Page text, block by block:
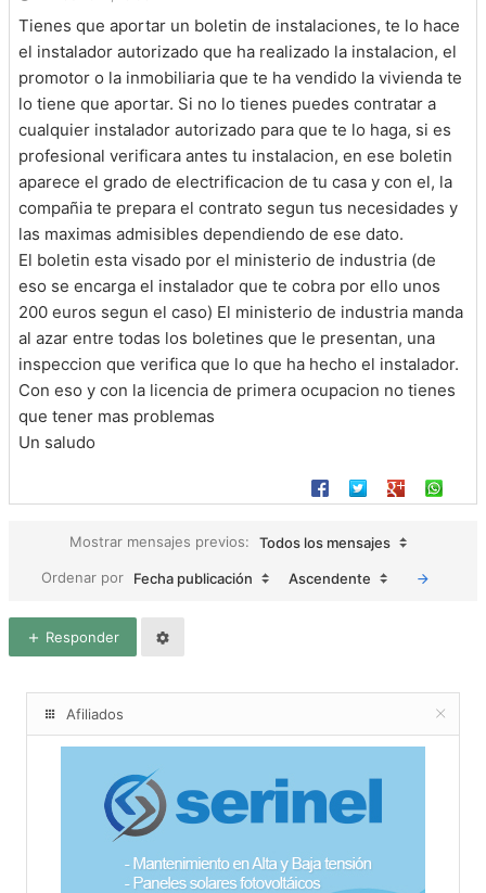
Tienes que aportar un boletin de instalaciones, te lo hace
el instalador autorizado que ha realizado la instalacion, el
promotor o la inmobiliaria que te ha vendido la vivienda te
lo tiene que aportar. Si no lo tienes puedes contratar a
cualquier instalador autorizado para que te lo haga, si es
profesional verificara antes tu instalacion, en ese boletin
aparece el grado de electrificacion de tu casa y con el, la
compañia te prepara el contrato segun tus necesidades y
las maximas admisibles dependiendo de ese dato.
El boletin esta visado por el ministerio de industria (de
eso se encarga el instalador que te cobra por ello unos
200 euros segun el caso) El ministerio de industria manda
al azar entre todas los boletines que le presentan, una
inspeccion que verifica que lo que ha hecho el instalador.
Con eso y con la licencia de primera ocupacion no tienes
que tener mas problemas
Un saludo
Mostrar mensajes previos:
Todos los mensajes
Ordenar por
Fecha publicación Ascendente
Responder
Afiliados